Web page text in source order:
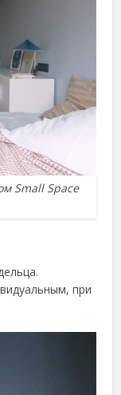
Small Space
при